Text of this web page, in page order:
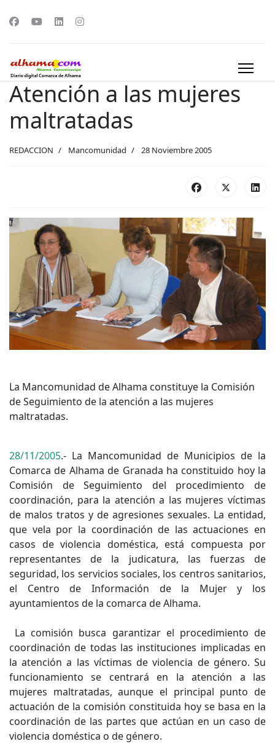
Atención a las mujeres
maltratadas
REDACCION Mancomunidad 28 Noviembre 2005
La Mancomunidad de Alhama constituye la Comisión
de Seguimiento de la atención a las mujeres
maltratadas.
28/11/2005.- La Mancomunidad de Municipios de la
Comarca de Alhama de Granada ha constituido hoy la
Comisión de Seguimiento del procedimiento de
coordinación, para la atención a las mujeres víctimas
de malos tratos y de agresiones sexuales. La entidad,
que vela por la coordinación de las actuaciones en
casos de violencia doméstica, está compuesta por
representantes de la judicatura, las fuerzas de
seguridad, los servicios sociales, los centros sanitarios,
el Centro de Información de la Mujer y los
ayuntamientos de la comarca de Alhama.
La comisión busca garantizar el procedimiento de
coordinación de todas las instituciones implicadas en
la atención a las víctimas de violencia de género. Su
funcionamiento se centrará en la atención a las
mujeres maltratadas, aunque el principal punto de
actuación de la comisión constituida hoy se basa en la
coordinación de las partes que actúan en un caso de
violencia doméstica o de género.